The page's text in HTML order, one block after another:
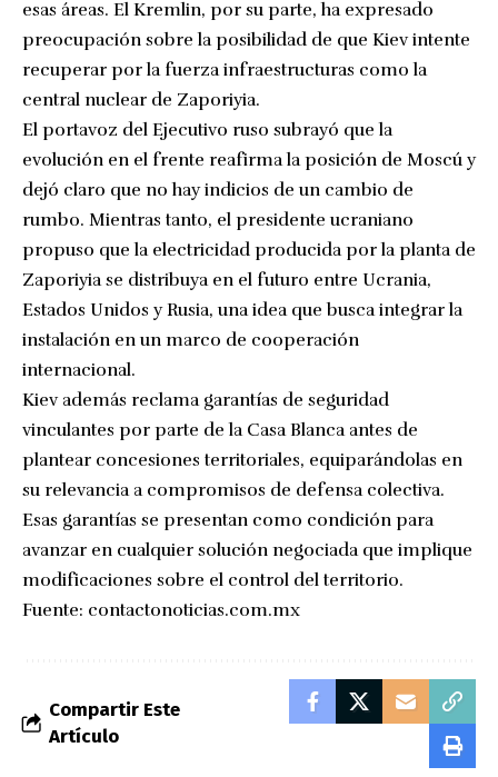
esas áreas. El Kremlin, por su parte, ha expresado
preocupación sobre la posibilidad de que Kiev intente
recuperar por la fuerza infraestructuras como la
central nuclear de Zaporiyia.
El portavoz del Ejecutivo ruso subrayó que la
evolución en el frente reafirma la posición de Moscú y
dejó claro que no hay indicios de un cambio de
rumbo. Mientras tanto, el presidente ucraniano
propuso que la electricidad producida por la planta de
Zaporiyia se distribuya en el futuro entre Ucrania,
Estados Unidos y Rusia, una idea que busca integrar la
instalación en un marco de cooperación
internacional.
Kiev además reclama garantías de seguridad
vinculantes por parte de la Casa Blanca antes de
plantear concesiones territoriales, equiparándolas en
su relevancia a compromisos de defensa colectiva.
Esas garantías se presentan como condición para
avanzar en cualquier solución negociada que implique
modificaciones sobre el control del territorio.
Fuente: contactonoticias.com.mx
Compartir Este
Artículo